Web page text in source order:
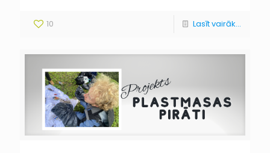
10 Lasīt vairāk...